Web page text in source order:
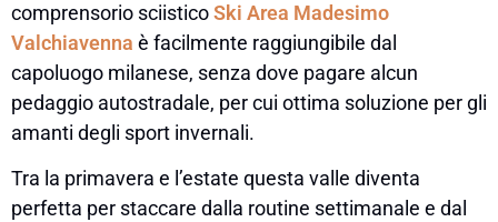
comprensorio sciisticoSki Area Madesimo
Valchiavenna è facilmente raggiungibile dal
capoluogo milanese, senza dove pagare alcun
pedaggio autostradale, per cui ottima soluzione per gli
amanti degli sport invernali.
Tra la primavera e l’estate questa valle diventa
perfetta per staccare dalla routine settimanale e dal